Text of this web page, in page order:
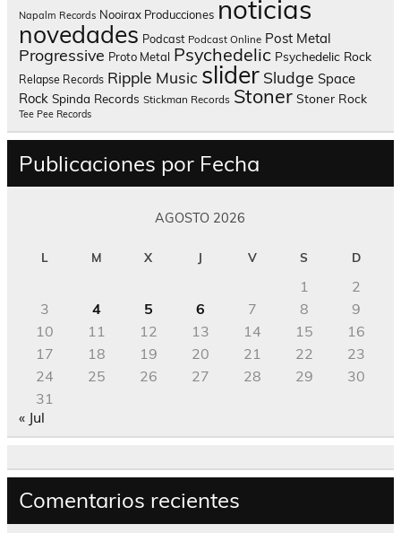
Napalm Records Nooirax Producciones noticias
novedades Podcast Podcast Online Post Metal
Progressive Proto Metal Psychedelic Psychedelic Rock
Relapse Records Ripple Music slider Sludge Space
Rock Spinda Records Stickman Records Stoner Stoner Rock
Tee Pee Records
Publicaciones por Fecha
AGOSTO 2026
L M X J V S D
1
2
3
4 5 6 7 8
9
10
11 12 13 14 15
16
17
18 19 20 21 22
23
24
25 26 27 28 29
30
31
« Jul
Comentarios recientes